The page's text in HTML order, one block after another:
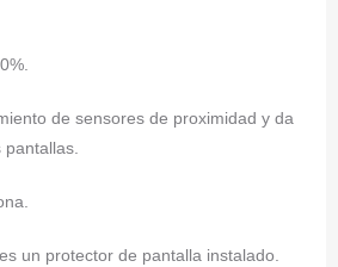
de sensores de proximidad y da
un protector de pantalla instalado.